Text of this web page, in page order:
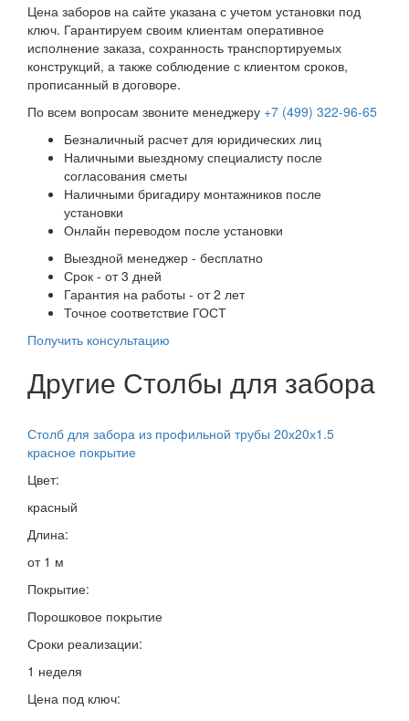
Цена заборов на сайте указана с учетом установки под
ключ. Гарантируем своим клиентам оперативное
исполнение заказа, сохранность транспортируемых
конструкций, а также соблюдение с клиентом сроков,
прописанный в договоре.
По всем вопросам звоните менеджеру +7 (499) 322-96-65
Безналичный расчет для юридических лиц
Наличными выездному специалисту после
согласования сметы
Наличными бригадиру монтажников после
установки
Онлайн переводом после установки
Выездной менеджер - бесплатно
Срок - от 3 дней
Гарантия на работы - от 2 лет
Точное соответствие ГОСТ
Получить консультацию
Другие Столбы для забора
Столб для забора из профильной трубы 20х20х1.5
красное покрытие
Цвет:
красный
Длина:
от 1 м
Покрытие:
Порошковое покрытие
Сроки реализации:
1 неделя
Цена под ключ: